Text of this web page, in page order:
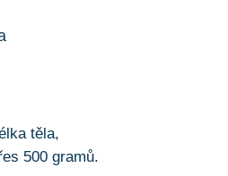
těla,
500 gramů.